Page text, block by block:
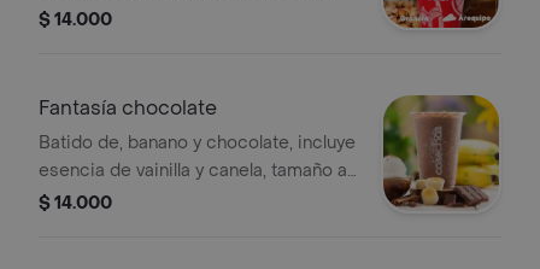
nuestras preparaciones se
modificaciones en los ingredientes.
$ 14.000
Fantasía chocolate
Batido de, banano y chocolate, incluye
esencia de vainilla y canela, tamaño a
elección. nuestras preparaciones se
$ 14.000